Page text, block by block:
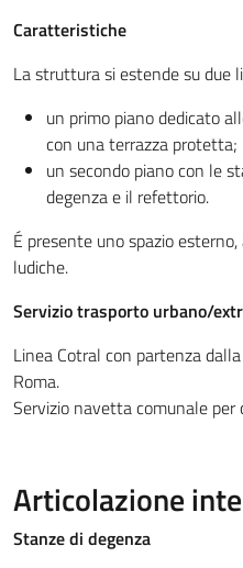
Caratteristiche
La struttura si estende su due
un primo piano dedicato
con una terrazza protetta;
un secondo piano con le
degenza e il refettorio.
É presente uno spazio
ludiche.
Servizio trasporto urbano/
Linea Cotral con partenza
Roma.
Servizio navetta comunale
Articolazione
Stanze di degenza